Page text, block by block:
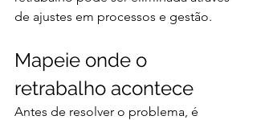
de ajustes em processos e gestão.
Mapeie onde o
retrabalho acontece
Antes de resolver o problema, é